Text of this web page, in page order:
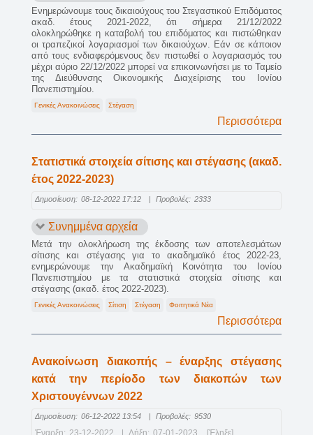
Ενημερώνουμε τους δικαιούχους του Στεγαστικού Επιδόματος
ακαδ. έτους 2021-2022, ότι σήμερα 21/12/2022
ολοκληρώθηκε η καταβολή του επιδόματος και πιστώθηκαν
οι τραπεζικοί λογαριασμοί των δικαιούχων. Εάν σε κάποιον
από τους ενδιαφερόμενους δεν πιστωθεί ο λογαριασμός του
μέχρι αύριο 22/12/2022 μπορεί να επικοινωνήσει με το Ταμείο
της Διεύθυνσης Οικονομικής Διαχείρισης του Ιονίου
Πανεπιστημίου.
Γενικές Ανακοινώσεις Στέγαση
Περισσότερα
Στατιστικά στοιχεία σίτισης και στέγασης (ακαδ.
έτος 2022-2023)
Δημοσίευση: 08-12-2022 17:12 | Προβολές: 2333
Συνημμένα αρχεία
Μετά την ολοκλήρωση της έκδοσης των αποτελεσμάτων
σίτισης και στέγασης για το ακαδημαϊκό έτος 2022-23,
ενημερώνουμε την Ακαδημαϊκή Κοινότητα του Ιονίου
Πανεπιστημίου με τα στατιστικά στοιχεία σίτισης και
στέγασης (ακαδ. έτος 2022-2023).
Γενικές Ανακοινώσεις Σίτιση Στέγαση Φοιτητικά Νέα
Περισσότερα
Ανακοίνωση διακοπής – έναρξης στέγασης
κατά την περίοδο των διακοπών των
Χριστουγέννων 2022
Δημοσίευση: 06-12-2022 13:54 | Προβολές: 9530
Έναρξη: 23-12-2022 Λήξη: 07-01-2023 [Έληξε]